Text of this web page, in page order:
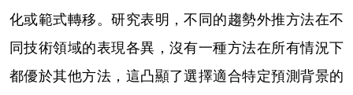
化或範式轉移。研究表明，不同的趨勢外推方法在不
同技術領域的表現各異，沒有一種方法在所有情況下
都優於其他方法，這凸顯了選擇適合特定預測背景的